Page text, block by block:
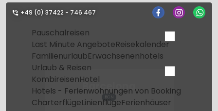
+49 (0) 37422 - 746 467
Pauschalreisen
Last Minute AngeboteReisekalender
FamilienurlaubErwachsenenhotels
Urlaub & Reisen
KombireisenHotel
Hotels - Ferienwohnungen von Booking
CharterflügeLinienflügeFerienhäuser
Barcelona
BCN